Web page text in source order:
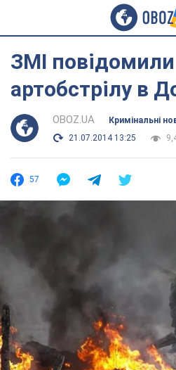
ЗМІ
артобстрілу в
OBOZ.UA
Кримінальні
21.07.2014 13:25
57